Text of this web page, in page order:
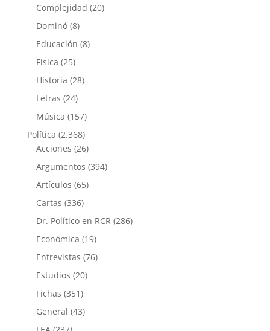
Complejidad (20)
Dominó(8)
Educación (8)
Física (25)
Historia (28)
Letras (24)
Música (157)
Política (2.368)
Acciones (26)
Argumentos (394)
Artículos (65)
Cartas (336)
Dr. Político en RCR (286)
Económica (19)
Entrevistas (76)
Estudios (20)
Fichas (351)
General (43)